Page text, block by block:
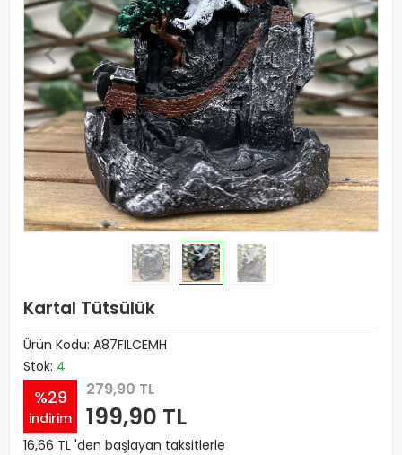
Kartal Tütsülük
Ürün Kodu: A87FILCEMH
Stok: 4
%29
indirim
279,90 TL
199,90 TL
16,66 TL 'den başlayan taksitlerle